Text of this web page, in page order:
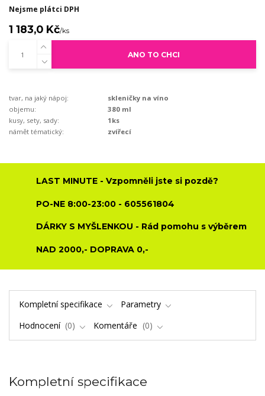
Nejsme plátci DPH
1 183,0 Kč/ks
ANO TO CHCI
tvar, na jaký nápoj:
skleničky na víno
objemu:
380 ml
kusy, sety, sady:
1ks
námět tématický:
zvířecí
LAST MINUTE - Vzpomněli jste si pozdě?
PO-NE 8:00-23:00 - 605561804
DÁRKY S MYŠLENKOU - Rád pomohu s výběrem
NAD 2000,- DOPRAVA 0,-
Kompletní specifikace
Parametry
Hodnocení
0 Komentáře 0
Kompletní specifikace